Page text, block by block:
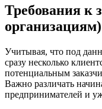
Требования
организациям)
Учитывая, что под
сразу несколько
потенциальным
Важно различать
предпринимателей и